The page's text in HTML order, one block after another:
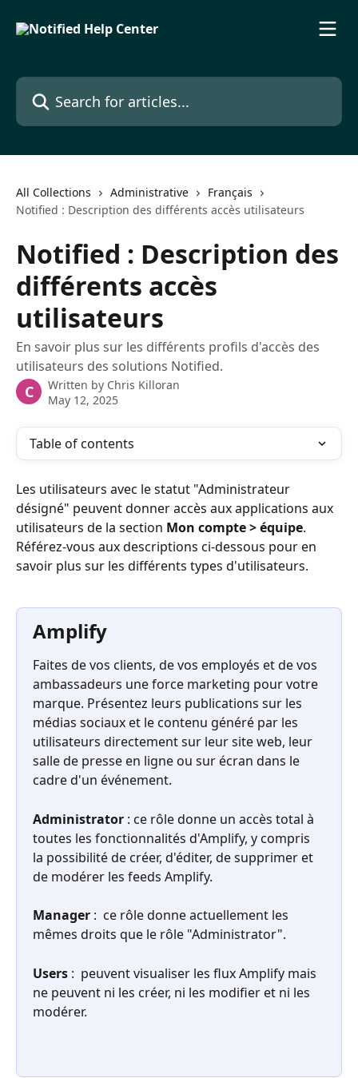
Search for articles...
All Collections Administrative
Français
Notified : Description des différents accès utilisateurs
Notified : Description des
différents accès
utilisateurs
En savoir plus sur les différents profils d'accès des
utilisateurs des solutions Notified.
C Written by Chris Killoran
May 12, 2025
Table of contents
Les utilisateurs avec le statut "Administrateur
désigné" peuvent donner accès aux applications aux
utilisateurs de la section Mon compte > équipe.
Référez-vous aux descriptions ci-dessous pour en
savoir plus sur les différents types d'utilisateurs.
Amplify
Faites de vos clients, de vos employés et de vos
ambassadeurs une force marketing pour votre
marque. Présentez leurs publications sur les
médias sociaux et le contenu généré par les
utilisateurs directement sur leur site web, leur
salle de presse en ligne ou sur écran dans le
cadre d'un événement.
Administrator : ce rôle donne un accès total à
toutes les fonctionnalités d'Amplify, y compris
la possibilité de créer, d'éditer, de supprimer et
de modérer les feeds Amplify.
Manager : ce rôle donne actuellement les
mêmes droits que le rôle "Administrator".
Users : peuvent visualiser les flux Amplify mais
ne peuvent ni les créer, ni les modifier et ni les
modérer.